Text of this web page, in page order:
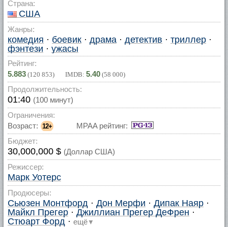
Страна:
США
Жанры:
комедия · боевик · драма · детектив · триллер ·
фэнтези · ужасы
Рейтинг:
5.883 (120 853) IMDB: 5.40 (58 000)
Продолжительность:
01:40 (100 минут)
Ограничения:
Возраст: 12+
MPAA рейтинг:
Бюджет:
30,000,000 $ (Доллар США)
Режиссер:
Марк Уотерс
Продюсеры:
Сьюзен Монтфорд · Дон Мерфи · Дипак Наяр ·
Майкл Прегер · Джиллиан Прегер ДеФрен ·
Стюарт Форд · ещё ▼